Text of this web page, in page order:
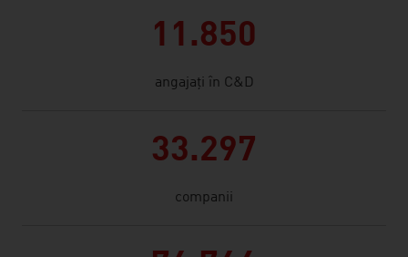
11.850
angajați în C&D
33.297
companii